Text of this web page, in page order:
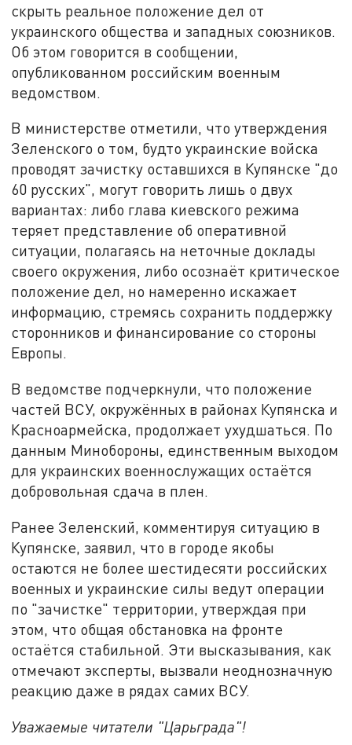
скрыть реальное положение дел от
украинского общества и западных союзников.
Об этом говорится в сообщении,
опубликованном российским военным
ведомством.
В министерстве отметили, что утверждения
Зеленского о том, будто украинские войска
проводят зачистку оставшихся в Купянске "до
60 русских", могут говорить лишь о двух
вариантах: либо глава киевского режима
теряет представление об оперативной
ситуации, полагаясь на неточные доклады
своего окружения, либо осознаёт критическое
положение дел, но намеренно искажает
информацию, стремясь сохранить поддержку
сторонников и финансирование со стороны
Европы.
В ведомстве подчеркнули, что положение
частей ВСУ, окружённых в районах Купянска и
Красноармейска, продолжает ухудшаться. По
данным Минобороны, единственным выходом
для украинских военнослужащих остаётся
добровольная сдача в плен.
Ранее Зеленский, комментируя ситуацию в
Купянске, заявил, что в городе якобы
остаются не более шестидесяти российских
военных и украинские силы ведут операции
по "зачистке" территории, утверждая при
этом, что общая обстановка на фронте
остаётся стабильной. Эти высказывания, как
отмечают эксперты, вызвали неоднозначную
реакцию даже в рядах самих ВСУ.
Уважаемые читатели "Царьграда"!